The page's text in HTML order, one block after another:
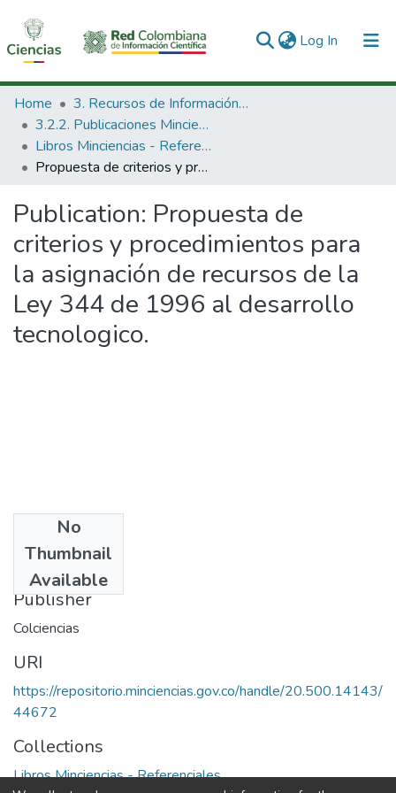
Log In (current)
Communities & Collections
All of DSpace
Statistics
Home
3. Recursos de Información Científica y Tecnológica
3.2.2. Publicaciones Minciencias
Libros Minciencias - Referenciales
Propuesta de criterios y procedimientos para la asignación de recursos de la Ley 344 de 1996 al desarrollo tecnologico.
Publication: Propuesta de
criterios y procedimientos para
la asignación de recursos de la
Ley 344 de 1996 al desarrollo
tecnologico.
No
Thumbnail
Available
1997
Publisher
Colciencias
URI
https://repositorio.minciencias.gov.co/handle/20.500.14143/
44672
Collections
Libros Minciencias - Referenciales